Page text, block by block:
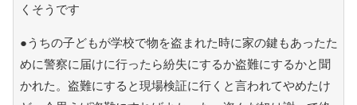
くそうです
●うちの子どもが学校で物を盗まれた時に家の鍵もあったた
めに警察に届けに行ったら紛失にするか盗難にするかと聞
かれた。盗難にすると現場検証に行くと言われてやめたけ